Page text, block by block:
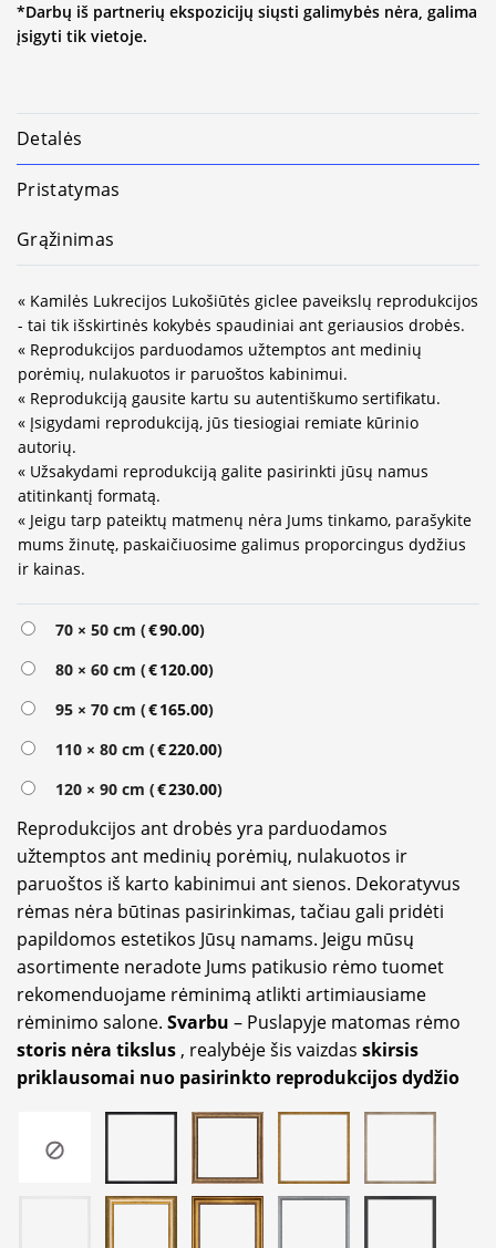
*Darbų iš partnerių ekspozicijų siųsti galimybės nėra, galima
įsigyti tik vietoje.
Detalės
Pristatymas
Grąžinimas
« Kamilės Lukrecijos Lukošiūtės giclee paveikslų reprodukcijos
- tai tik išskirtinės kokybės spaudiniai ant geriausios drobės.
« Reprodukcijos parduodamos užtemptos ant medinių
porėmių, nulakuotos ir paruoštos kabinimui.
« Reprodukciją gausite kartu su autentiškumo sertifikatu.
« Įsigydami reprodukciją, jūs tiesiogiai remiate kūrinio
autorių.
« Užsakydami reprodukciją galite pasirinkti jūsų namus
atitinkantį formatą.
« Jeigu tarp pateiktų matmenų nėra Jums tinkamo, parašykite
mums žinutę, paskaičiuosime galimus proporcingus dydžius
ir kainas.
70 × 50 cm (€90.00)
80 × 60 cm (€120.00)
95 × 70 cm (€165.00)
110 × 80 cm (€220.00)
120 × 90 cm (€230.00)
Reprodukcijos ant drobės yra parduodamos
užtemptos ant medinių porėmių, nulakuotos ir
paruoštos iš karto kabinimui ant sienos. Dekoratyvus
rėmas nėra būtinas pasirinkimas, tačiau gali pridėti
papildomos estetikos Jūsų namams. Jeigu mūsų
asortimente neradote Jums patikusio rėmo tuomet
rekomenduojame rėminimą atlikti artimiausiame
rėminimo salone. Svarbu – Puslapyje matomas rėmo
storis nėra tikslus , realybėje šis vaizdas skirsis
priklausomai nuo pasirinkto reprodukcijos dydžio
Alternative: